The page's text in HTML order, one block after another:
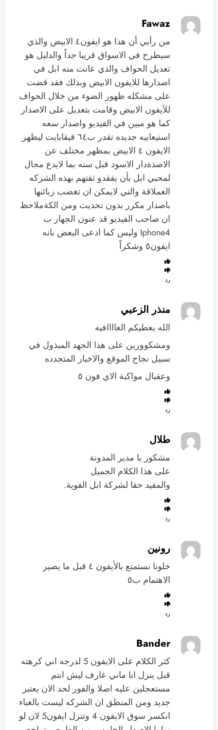
Fawaz
من رأيي أن هذا هو ايفون٤ الابيض والذي
سيطرح في الاسواق قريبا جداً والدليل هو
تعديل الحواف والذي عانت منه ابل في
اصدارها للايفون الابيض وبذلك فقد قضت
على مشكله ظهور الضوء من خلال الحواف
للآيفون الابيض وقامت بتعديل على الاصدار
كما هو مبين في الفيديو واصدار سعه
استيعابيه جديده تقدر ب٦٤ قيقابايت ليظهر
الايفون ٤ الابيض بمظهر مختلف عن
الاصذةدار الاسود قبل سنه بما لايدع مجال
لمحبي ابل بأن يفقدو ثقتهم بهذه الشركه
العملاقة والتي لايمكن ان تغضب زبائنها
باصدار مكرر بدون تحديث ومن الكةملاحظ
ان صاحب الفيديو قد عنون الجهاز ب
Iphone4 وليس كما ادعى البعض بانه
ايفون٥ وشكراً
رد
منذر الزعبي
الله يعطيكم العاااافيه
ومشكوورين على هذا الجهد المبذول في
سبيل نجاح الموقع والاخبار المتجدده
وعقبال مواكبة الاي فون ٥
رد
طلال
مشكور يا مدير المدونة
على هذا الكلام الجميل
والمفيد حقا لشركة ابل القوية.
رد
رونين
خلونا نستمتع بالأيفون ٤ قبل ما يصير
الاهتمام ب٥
رد
Bander
كثر الكلام على الايفون 5 لدرجه اني كرهته
قبل ينزل انا ماني عارف ليش انتم
مستعجلين عليه اصلا والفور لحد الان يعتبر
جديد ومن المنطق ان الشركه ليست بالغباء
انكسر سوق الايفون 4 وتنزل ايفون5 لان لو